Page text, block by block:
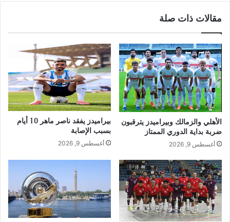
مقالات ذات صلة
الأهلي والزمالك وبيراميدز يترقبون
ضربة بداية الدوري الممتاز
أغسطس 9, 2026
بيراميدز يفقد ناصر ماهر 10 أيام
بسبب الإصابة
أغسطس 9, 2026